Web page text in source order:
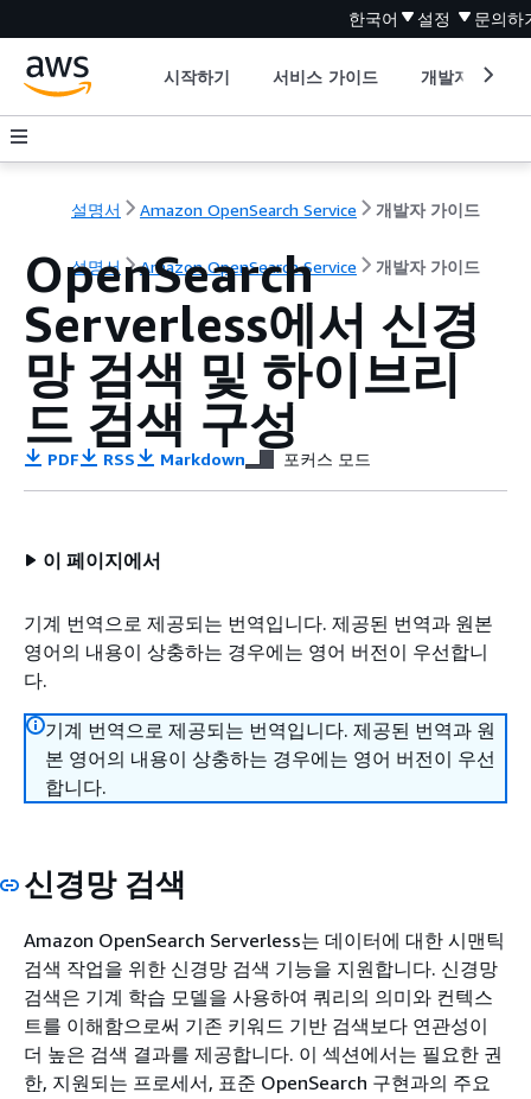
한국어 설정 문의하
시작하기 서비스 가이드 개발자 도구
설명서 Amazon OpenSearch Service 개발자 가이드
설명서 Amazon OpenSearch Service 개발자 가이드
OpenSearch
Serverless에서 신경
망 검색 및 하이브리
드 검색 구성
PDF RSS Markdown 포커스 모드
이 페이지에서
기계 번역으로 제공되는 번역입니다. 제공된 번역과 원본
영어의 내용이 상충하는 경우에는 영어 버전이 우선합니
다.
기계 번역으로 제공되는 번역입니다. 제공된 번역과 원
본 영어의 내용이 상충하는 경우에는 영어 버전이 우선
합니다.
신경망 검색
Amazon OpenSearch Serverless는 데이터에 대한 시맨틱
검색 작업을 위한 신경망 검색 기능을 지원합니다. 신경망
검색은 기계 학습 모델을 사용하여 쿼리의 의미와 컨텍스
트를 이해함으로써 기존 키워드 기반 검색보다 연관성이
더 높은 검색 결과를 제공합니다. 이 섹션에서는 필요한 권
한, 지원되는 프로세서, 표준 OpenSearch 구현과의 주요